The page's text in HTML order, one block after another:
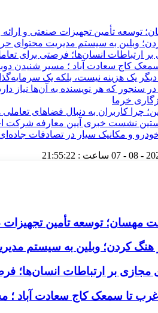
توسعه تأمین تجهیزات صنعتی و
وبلین به سیستم مدیریت محتوای
ارتباطات انسان‌ها؛ فرصتی برای
کاج سعادت آباد ؛ مسیر شنیدن
دیگر یک هزینه نیست، بلکه یک
خرما
چرا کاربران به دنبال فضاهای
نشست خبری آیین معارفه
و مکانیک سیار در تصادفات
2026 - ساعت : 21:55:23
مهسان؛ توسعه تأمین
هنگ کردن؛ وبلین به سیستم
مجازی بر ارتباطات انسان‌ها؛
تا سمعک کاج سعادت آباد ؛